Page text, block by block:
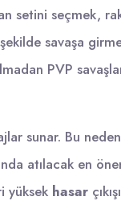
setini seçmek,
savaşa
PVP
sunar. Bu
atılacak en
yüksek hasar